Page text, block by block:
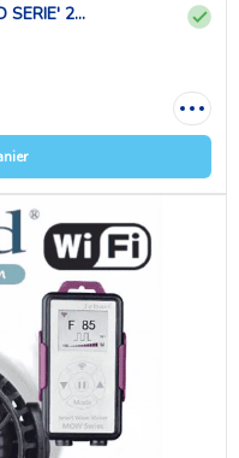
SERIE' 2...